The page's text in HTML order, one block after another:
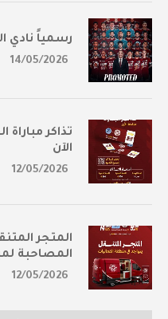
رسمياً نادي
14/05/2026
تذاكر
الآن
12/05/2026
المتجر
المصاحبة
12/05/2026